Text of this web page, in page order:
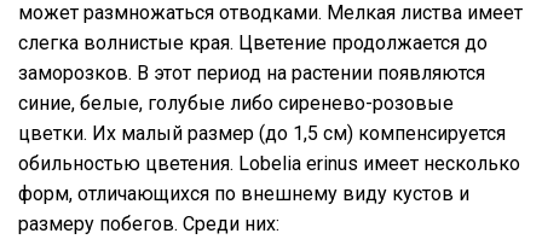
может размножаться отводками. Мелкая листва имеет
слегка волнистые края. Цветение продолжается до
заморозков. В этот период на растении появляются
синие, белые, голубые либо сиренево-розовые
цветки. Их малый размер (до 1,5 см) компенсируется
обильностью цветения. Lobelia erinus имеет несколько
форм, отличающихся по внешнему виду кустов и
размеру побегов. Среди них: